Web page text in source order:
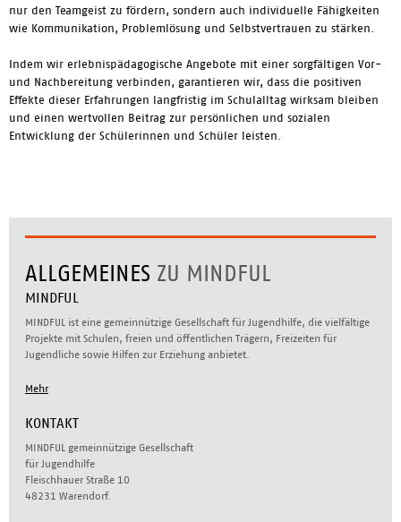
nur den Teamgeist zu fördern, sondern auch individuelle Fähigkeiten
wie Kommunikation, Problemlösung und Selbstvertrauen zu stärken.
Indem wir erlebnispädagogische Angebote mit einer sorgfältigen Vor-
und Nachbereitung verbinden, garantieren wir, dass die positiven
Effekte dieser Erfahrungen langfristig im Schulalltag wirksam bleiben
und einen wertvollen Beitrag zur persönlichen und sozialen
Entwicklung der Schülerinnen und Schüler leisten.
ALLGEMEINES ZU MINDFUL
MINDFUL
MINDFUL ist eine gemeinnützige Gesellschaft für Jugendhilfe, die vielfältige
Projekte mit Schulen, freien und öffentlichen Trägern, Freizeiten für
Jugendliche sowie Hilfen zur Erziehung anbietet.
Mehr
KONTAKT
MINDFUL gemeinnützige Gesellschaft
für Jugendhilfe
Fleischhauer Straße 10
48231 Warendorf.